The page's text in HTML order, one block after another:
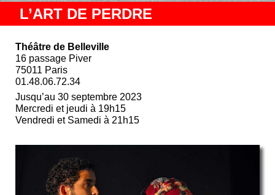
L’ART DE PERDRE
Théâtre de Belleville
16 passage Piver
75011 Paris
01.48.06.72.34
Jusqu’au 30 septembre 2023
Mercredi et jeudi à 19h15
Vendredi et Samedi à 21h15